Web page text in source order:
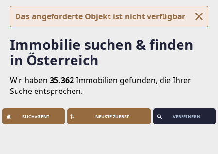
Das angeforderte Objekt ist nicht verfügbar
Immobilie suchen & finden
in Österreich
Wir haben 35.362Immobilien gefunden, die Ihrer
Suche entsprechen.
SUCHAGENT VERFEINERN